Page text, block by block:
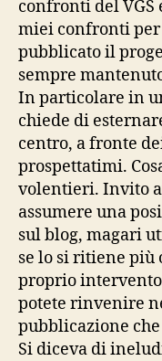
confronti del VGS
miei confronti
pubblicato il
sempre
In particolare in
chiede di
centro, a fronte
prospettatimi.
volentieri. Invito
assumere una
sul blog, magari
se lo si ritiene
proprio
potete rinvenire
pubblicazione
Si diceva di